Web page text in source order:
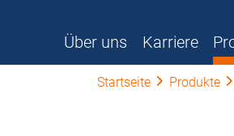
Über uns Karriere
Startseite Produkte